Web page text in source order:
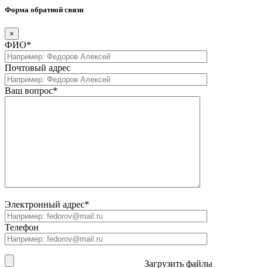
Форма обратной связи
×
ФИО*
Почтовый адрес
Ваш вопрос*
Электронный адрес*
Телефон
Загрузить файлы